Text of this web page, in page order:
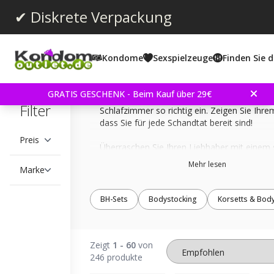
✔ Diskrete Verpackung
Kondome Sexspielzeuge Finden Sie
GRATIS GESCHENK - Beim Kauf über 29€
Filter
Preis
Marke
Dessous. Sexy Unterwäsche ist ein Must-
romantische Stunden zu zweit und heizt im
Schlafzimmer so richtig ein. Zeigen Sie
dass Sie für jede Schandtat bereit sind!
Überraschen Sie Ihren Liebhaber mit einem
Kleidchen oder einem heißen
von Luxus.
Mehr lesen
BH-Sets Bodystocking Korsetts &
Zeigt 1 - 60 von
246 produkte